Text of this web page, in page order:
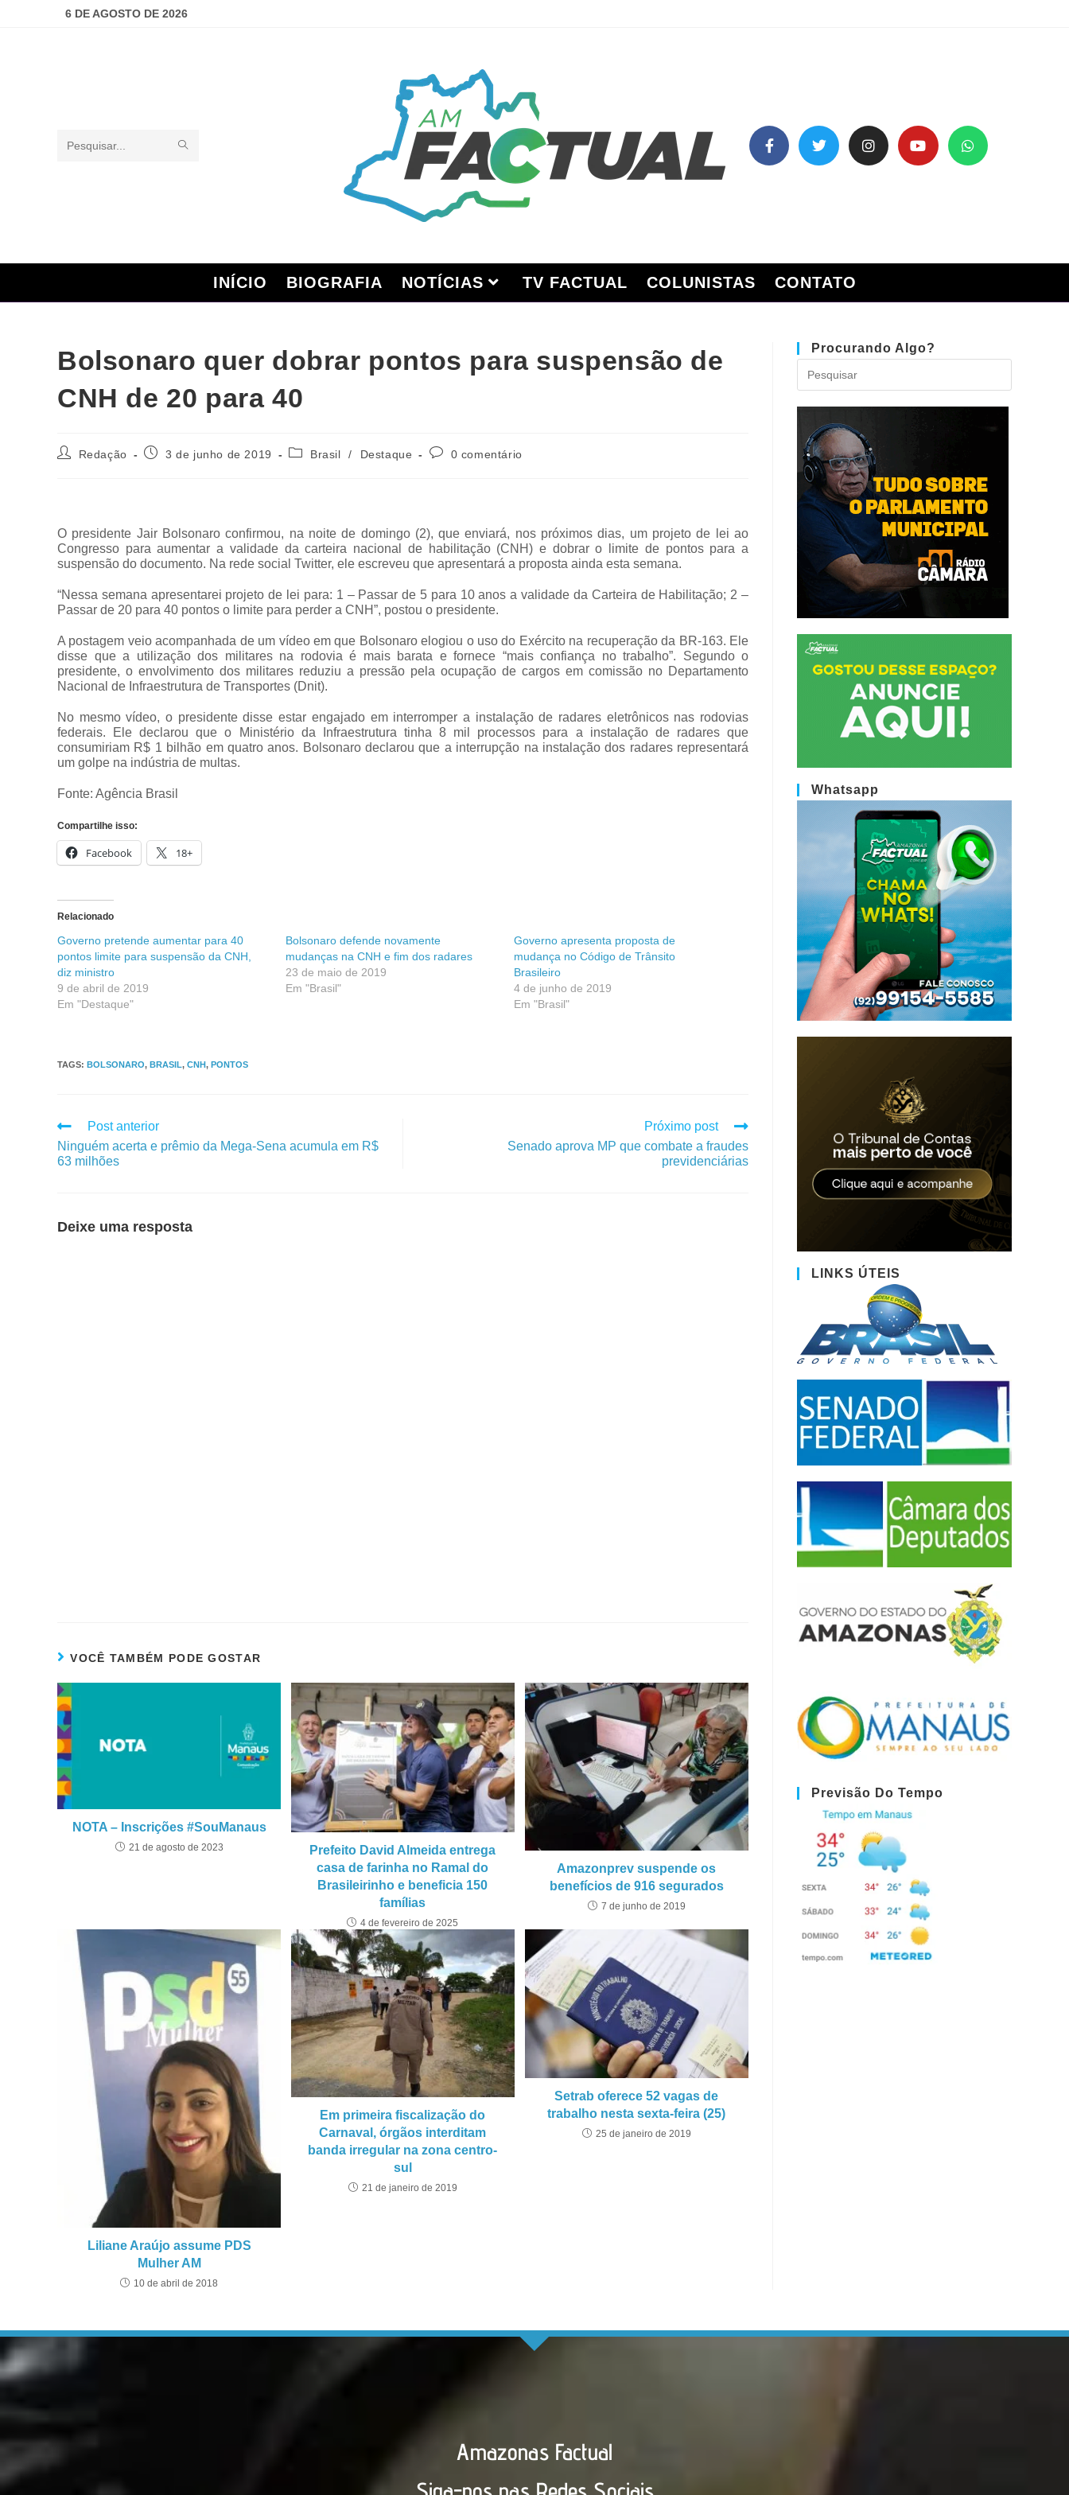
6 DE AGOSTO DE 2026
Pesquisar
INÍCIO BIOGRAFIA NOTÍCIAS TV FACTUAL COLUNISTAS CONTATO
Bolsonaro quer dobrar pontos para suspensão de
CNH de 20 para 40
Redação 3 de junho de 2019 Brasil / Destaque 0 comentário
O presidente Jair Bolsonaro confirmou, na noite de domingo (2), que enviará, nos próximos dias, um projeto de lei ao
Congresso para aumentar a validade da carteira nacional de habilitação (CNH) e dobrar o limite de pontos para a
suspensão do documento. Na rede social Twitter, ele escreveu que apresentará a proposta ainda esta semana.
“Nessa semana apresentarei projeto de lei para: 1 – Passar de 5 para 10 anos a validade da Carteira de Habilitação; 2 –
Passar de 20 para 40 pontos o limite para perder a CNH”, postou o presidente.
A postagem veio acompanhada de um vídeo em que Bolsonaro elogiou o uso do Exército na recuperação da BR-163. Ele
disse que a utilização dos militares na rodovia é mais barata e fornece “mais confiança no trabalho”. Segundo o
presidente, o envolvimento dos militares reduziu a pressão pela ocupação de cargos em comissão no Departamento
Nacional de Infraestrutura de Transportes (Dnit).
No mesmo vídeo, o presidente disse estar engajado em interromper a instalação de radares eletrônicos nas rodovias
federais. Ele declarou que o Ministério da Infraestrutura tinha 8 mil processos para a instalação de radares que
consumiriam R$ 1 bilhão em quatro anos. Bolsonaro declarou que a interrupção na instalação dos radares representará
um golpe na indústria de multas.
Fonte: Agência Brasil
Compartilhe isso:
Facebook 18+
Relacionado
Governo pretende aumentar para 40
pontos limite para suspensão da CNH,
diz ministro
9 de abril de 2019
Em "Destaque"
Bolsonaro defende novamente
mudanças na CNH e fim dos radares
23 de maio de 2019
Em "Brasil"
Governo apresenta proposta de
mudança no Código de Trânsito
Brasileiro
4 de junho de 2019
Em "Brasil"
TAGS: BOLSONARO, BRASIL, CNH, PONTOS
Post anterior
Ninguém acerta e prêmio da Mega-Sena acumula em R$
63 milhões
Próximo post
Senado aprova MP que combate a fraudes
previdenciárias
Deixe uma resposta
VOCÊ TAMBÉM PODE GOSTAR
NOTA – Inscrições #SouManaus
21 de agosto de 2023
Prefeito David Almeida entrega
casa de farinha no Ramal do
Brasileirinho e beneficia 150
famílias
4 de fevereiro de 2025
Amazonprev suspende os
benefícios de 916 segurados
7 de junho de 2019
Liliane Araújo assume PDS
Mulher AM
10 de abril de 2018
Em primeira fiscalização do
Carnaval, órgãos interditam
banda irregular na zona centro-
sul
21 de janeiro de 2019
Setrab oferece 52 vagas de
trabalho nesta sexta-feira (25)
25 de janeiro de 2019
Procurando Algo?
Whatsapp
LINKS ÚTEIS
Previsão Do Tempo
Amazonas Factual